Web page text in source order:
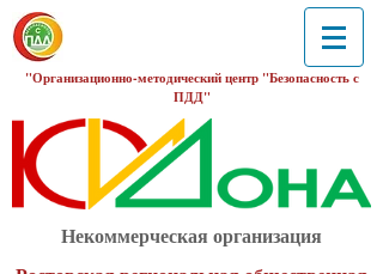
"Организационно-методический центр "Безопасность с
ПДД"
Некоммерческая организация